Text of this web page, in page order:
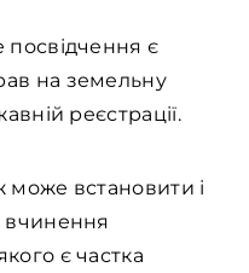
посвідчення є
на земельну
реєстрації.
може встановити і
вчинення
є частка